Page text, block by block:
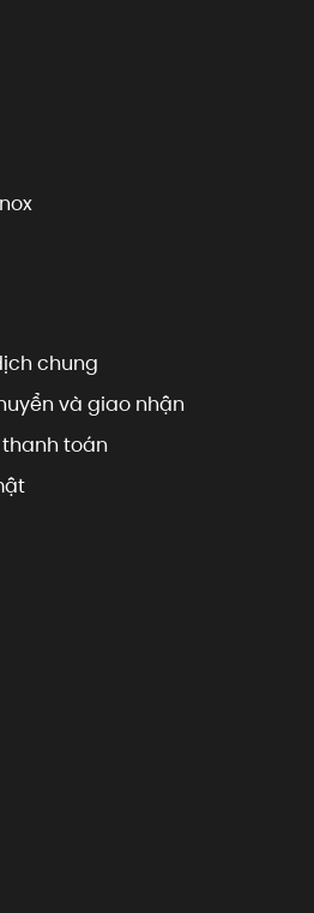
chung
và giao nhận
toán